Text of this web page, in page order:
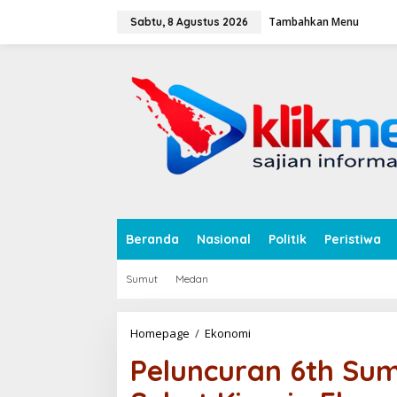
Sabtu, 8 Agustus 2026 Tambahkan Menu
Beranda Nasional Politik Peristiwa
Sumut Medan
Homepage / Ekonomi
l
u
Peluncuran 6th